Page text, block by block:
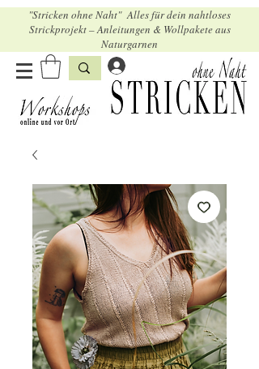
"Stricken ohne Naht" Alles für dein nahtloses
Strickprojekt – Anleitungen & Wollpakete aus
Naturgarnen